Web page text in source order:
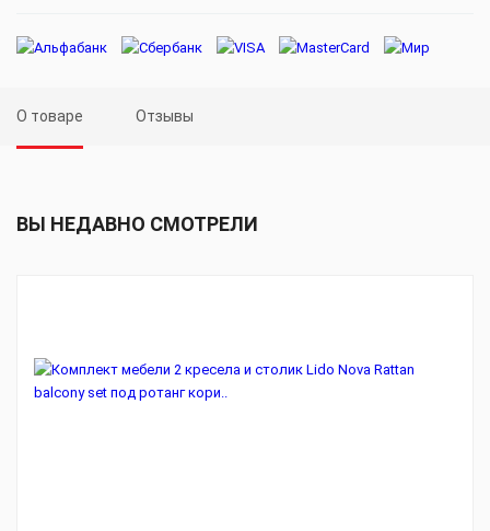
О товаре Отзывы
ВЫ НЕДАВНО СМОТРЕЛИ